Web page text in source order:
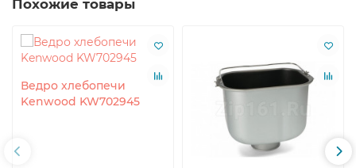
Похожие товары
Ведро хлебопечи
Kenwood KW702945